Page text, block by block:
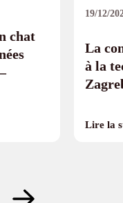
chat
19/12/
La
à la
Lire la